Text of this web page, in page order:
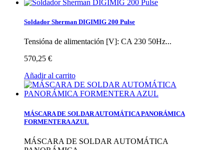
Soldador Sherman DIGIMIG 200 Pulse
Tensióna de alimentación [V]: CA 230 50Hz...
570,25 €
Añadir al carrito
MÁSCARA DE SOLDAR AUTOMÁTICA PANORÁMICA
FORMENTERA AZUL
MÁSCARA DE SOLDAR AUTOMÁTICA